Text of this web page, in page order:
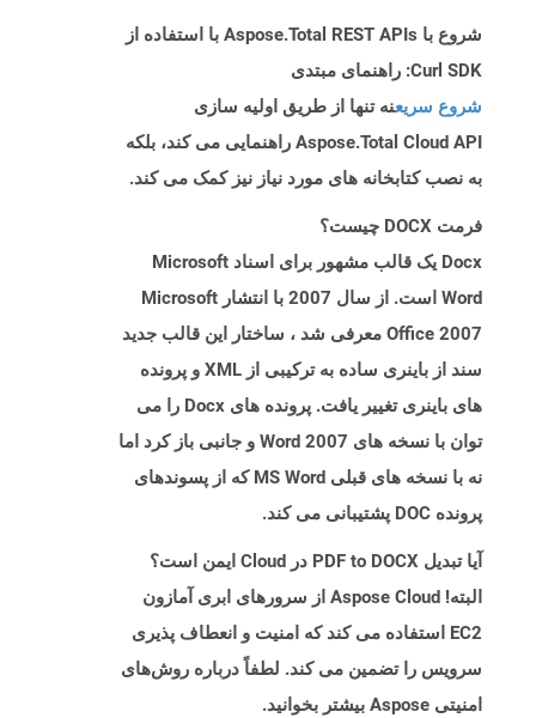
شروع با Aspose.Total REST APIs با استفاده از
Curl SDK: راهنمای مبتدی
شروع سریعنه تنها از طریق اولیه سازی
Aspose.Total Cloud API راهنمایی می کند، بلکه
به نصب کتابخانه های مورد نیاز نیز کمک می کند.
فرمت DOCX چیست؟
Docx یک قالب مشهور برای اسناد Microsoft
Word است. از سال 2007 با انتشار Microsoft
Office 2007 معرفی شد ، ساختار این قالب جدید
سند از باینری ساده به ترکیبی از XML و پرونده
های باینری تغییر یافت. پرونده های Docx را می
توان با نسخه های Word 2007 و جانبی باز کرد اما
نه با نسخه های قبلی MS Word که از پسوندهای
پرونده DOC پشتیبانی می کند.
آیا تبدیل PDF to DOCX در Cloud ایمن است؟
البته! Aspose Cloud از سرورهای ابری آمازون
EC2 استفاده می کند که امنیت و انعطاف پذیری
سرویس را تضمین می کند. لطفاً درباره روش‌های
امنیتی Aspose بیشتر بخوانید.